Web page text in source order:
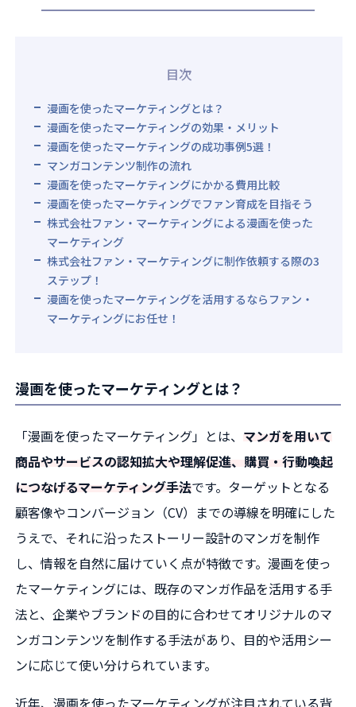
目次
漫画を使ったマーケティングとは？
漫画を使ったマーケティングの効果・メリット
漫画を使ったマーケティングの成功事例5選！
マンガコンテンツ制作の流れ
漫画を使ったマーケティングにかかる費用比較
漫画を使ったマーケティングでファン育成を目指そう
株式会社ファン・マーケティングによる漫画を使った
マーケティング
株式会社ファン・マーケティングに制作依頼する際の3
ステップ！
漫画を使ったマーケティングを活用するならファン・
マーケティングにお任せ！
漫画を使ったマーケティングとは？
「漫画を使ったマーケティング」とは、 マンガを用いて
商品やサービスの認知拡大や理解促進、購買・行動喚起
につなげるマーケティング手法です。ターゲットとなる
顧客像やコンバージョン（CV）までの導線を明確にした
うえで、それに沿ったストーリー設計のマンガを制作
し、情報を自然に届けていく点が特徴です。漫画を使っ
たマーケティングには、既存のマンガ作品を活用する手
法と、企業やブランドの目的に合わせてオリジナルのマ
ンガコンテンツを制作する手法があり、目的や活用シー
ンに応じて使い分けられています。
近年、漫画を使ったマーケティングが注目されている背